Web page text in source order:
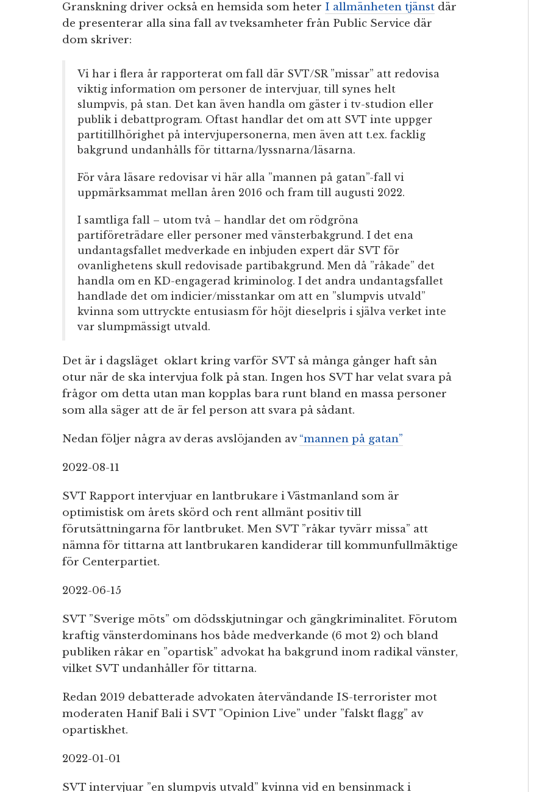
Granskning driver också en hemsida som heter I allmänheten tjänst där
de presenterar alla sina fall av tveksamheter från Public Service där
dom skriver:
Vi har i flera år rapporterat om fall där SVT/SR ”missar” att redovisa
viktig information om personer de intervjuar, till synes helt
slumpvis, på stan. Det kan även handla om gäster i tv-studion eller
publik i debattprogram. Oftast handlar det om att SVT inte uppger
partitillhörighet på intervjupersonerna, men även att t.ex. facklig
bakgrund undanhålls för tittarna/lyssnarna/läsarna.
För våra läsare redovisar vi här alla ”mannen på gatan”-fall vi
uppmärksammat mellan åren 2016 och fram till augusti 2022.
I samtliga fall – utom två – handlar det om rödgröna
partiföreträdare eller personer med vänsterbakgrund. I det ena
undantagsfallet medverkade en inbjuden expert där SVT för
ovanlighetens skull redovisade partibakgrund. Men då ”råkade” det
handla om en KD-engagerad kriminolog. I det andra undantagsfallet
handlade det om indicier/misstankar om att en ”slumpvis utvald”
kvinna som uttryckte entusiasm för höjt dieselpris i själva verket inte
var slumpmässigt utvald.
Det är i dagsläget oklart kring varför SVT så många gånger haft sån
otur när de ska intervjua folk på stan. Ingen hos SVT har velat svara på
frågor om detta utan man kopplas bara runt bland en massa personer
som alla säger att de är fel person att svara på sådant.
Nedan följer några av deras avslöjanden av“mannen på gatan”
2022-08-11
SVT Rapport intervjuar en lantbrukare i Västmanland som är
optimistisk om årets skörd och rent allmänt positiv till
förutsättningarna för lantbruket. Men SVT ”råkar tyvärr missa” att
nämna för tittarna att lantbrukaren kandiderar till kommunfullmäktige
för Centerpartiet.
2022-06-15
SVT ”Sverige möts” om dödsskjutningar och gängkriminalitet. ‪Förutom
kraftig vänsterdominans hos både medverkande (6 mot 2) och bland
publiken ‪råkar en‬ ”opartisk” advokat ha bakgrund inom radikal vänster,
vilket SVT undanhåller för tittarna.
Redan 2019 debatterade advokaten återvändande IS-terrorister mot
moderaten Hanif Bali i SVT ”Opinion Live” under ”falskt flagg” av
opartiskhet.
2022-01-01
SVT intervjuar ”en slumpvis utvald” kvinna vid en bensinmack i